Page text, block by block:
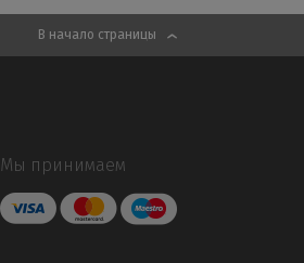
В начало страницы
Мы принимаем